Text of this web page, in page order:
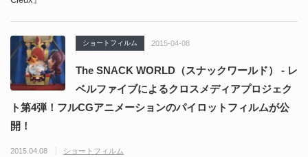
ショートフィルム 2015-04-08
The SNACK WORLD（スナックワールド） - レ
ベルファイブによるクロスメディアプロジェク
ト第4弾！フルCGアニメーションのパイロットフィルムが公
開！
2015.04.08 ショートフィルム